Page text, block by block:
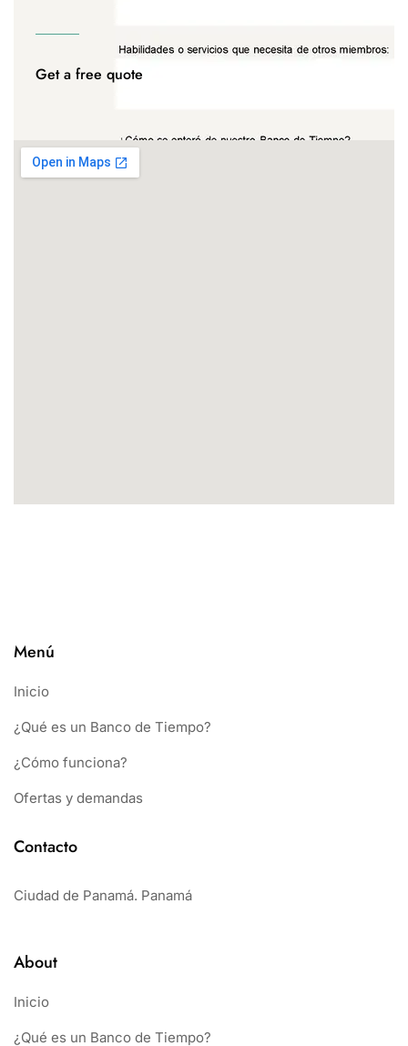
Get a free quote
Menú
Inicio
¿Qué es un Banco de Tiempo?
¿Cómo funciona?
Ofertas y demandas
Contacto
Ciudad de Panamá. Panamá
About
Inicio
¿Qué es un Banco de Tiempo?